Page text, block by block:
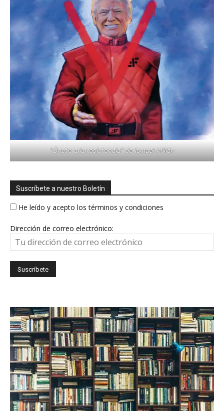
"Únete a la resistencia" de Ismael Millán
Suscríbete a nuestro Boletín
He leído y acepto los términos y condiciones
Dirección de correo electrónico: